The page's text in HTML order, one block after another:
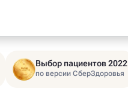
Выбор пациентов 2022
по версии СберЗдоровья